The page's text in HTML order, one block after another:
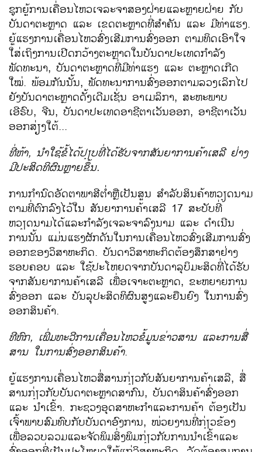
ຊຸກຍູ້​ການ​ເຄື່ອນ​ໄຫວ​ເຈລະຈາ​ສອງ​ຝ່າຍ​ແລະຫຼາຍ​ຝ່າຍ ​ກັບ​
ບັນດາ​ຕະຫຼາດ ​ແລະ ​ເຂດຕະຫຼາດ​ທີ່​ສຳຄັນ ​ແລະ ມີ​ທ່າ​ແຮງ.
ຍູ້​ແຮງ​ການ​ເຄື່ອນ​ໄຫວ​ສົ່ງ​ເສີມ​ການ​ສົ່ງ​ອອກ ຕາມ​ທິດ​ເອົາ​ໃຈ​
ໃສ່​​ເຖິງການ​ເປີດ​ກວ້າງ​ຕະຫຼາດ​ໃນ​ບັນດາ​ປະ​ເທດກຳລັງ​
ພັດທະນາ, ບັນດາ​ຕະຫຼາດ​ທີ່​ມີ​ທ່າ​ແຮງ ​ແລະ ຕະຫຼາດ​ເກີດ​
ໃໝ່. ພ້ອມ​ກັນ​ນັ້ນ, ພັດທະນາ​ການ​ສົ່ງ​ອອກ​ຕາມ​ລວງ​ເລິກ​ໄປ​
ຍັງ​ບັນດາ​ຕະຫຼາດ​ດັ້ງ​ເດີມ​ເຊັ່ນ ອາ​ເມ​ລິ​ກາ, ສະຫະພາບ​
ເອີຣົບ, ຈີນ, ບັນດາ​ປະ​ເທດ​ອາຊີ​ຕາ​ເວັນ​ອອກ, ອາຊີ​ຕາ​ເວັນ​
ອອກ​ສ່ຽງ​ໃຕ້...
ທີ່​ຫ້າ, ນຳ​ໃຊ້ຂໍ້​ໄດ້​ປຽບທີ່​ໄດ້​ຮັບ​ຈາກ​ສັນຍາ​ການ​ຄ້າ​ເສລີ ຢ່າງ​
ມີ​ປະສິດທິ​ຜົນ​ຫຼາຍ​ຂຶ້ນ.
ການກຳນົດອັດຕາ​ພາສີຕ່ຳຫຼື​ເປັນສູນ ສຳລັບ​ສິນຄ້າ​ຫວຽດນາມ​
ຕາມ​ທີ່​ຕົກລົງ​ໄ​ວ້​ໃນ ສັນຍາ​ການ​ຄ້າ​ເສລີ 17 ສະບັບທີ່​
ຫວຽດນາມ​ໄດ້​ແລະ​ກຳລັງ​ເຈລະຈາລົງ​ນາມ ​ແລະ ດຳ​ເນີນ​
ການ​ນັ້ນ ​ແມ່ນ​ແຮງ​ຜັກ​ດັນ​ໃນ​ການ​​ເຄື່ອນ​ໄຫວສົ່ງ​ເສີມການ​ສົ່ງ​
ອອກຂອງ​ວິ​ສາ​ຫະກິດ. ບັນດາ​ວິ​ສາ​ຫະກິດ​ຕ້ອງ​ສຶກສາ​ຢ່າງ​
ຮອບ​ຄອບ ​ແລະ ໃຊ້ປະໂຫຍດຈາກບັນດາລຸ​ບິ​ມະ​ສິດ​ທີ່​ໄດ້​ຮັບ​
ຈາກ​ສັນຍາ​ການ​ຄ້າ​ເສລີ ​ເພື່ອ​ເຈາະ​ຕະຫຼາດ, ຂະຫຍາຍ​ການ​
ສົ່ງ​ອອກ ​ແລະ ບັນລຸ​ປະສິດທິ​ຜົນ​ສູງ​ແລະຍືນ​ຍົງ ​ໃນ​ການ​ສົ່ງ​
ອອກ​ສິນຄ້າ.
ທີ​ຫົກ, ​ເພີ່ມ​ທະວີ​ການ​ເຄື່ອນ​ໄຫວ​ຂໍ້​ມູນ​ຂ່າວ​ສານ​ ແລະ​ການ​ສື່​
ສານ ​ໃນການ​ສົ່ງ​ອອກ​ສິນຄ້າ.
ຍູ້​ແຮງ​ການ​ເຄື່ອນ​ໄຫວ​ສື່​ສານ​ກ່ຽວ​ກັບສັນຍາ​ການ​ຄ້າ​ເສ​ລີ, ສື່
ສານ​ກ່ຽວ​ກັບ​ບັນດາ​ຕະຫຼາດ​ສາກົນ, ບັນດາ​ສິນຄ້າ​ສົ່ງ​ອອກ ​
ແລະ ນຳເຂົ້າ. ກະຊວງ​ອຸດສາຫະກຳ​ແລະ​ການ​ຄ້າ ຕ້ອງ​ເປັນ​
ເຈົ້າພາບ​ສົມທົບ​ກັບ​ບັນດາ​ອົງການ, ໜ່ວຍ​ງານ​ທີ່​ກ່ຽວຂ້ອງ ​
ເພື່ອ​ລວບ​ລວມ​ແລະ​ຈັດ​ພິມສິ່ງພິມກ່ຽວກັບການນໍາເຂົ້າແລະ